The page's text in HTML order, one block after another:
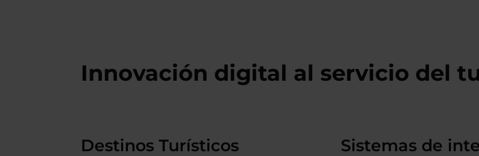
Innovación digital al servicio del
Destinos Turísticos
Sistemas de